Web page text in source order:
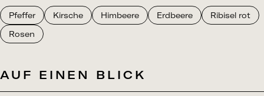
Pfeffer Kirsche Himbeere Erdbeere
Ribisel rot
Rosen
AUF EINEN BLICK